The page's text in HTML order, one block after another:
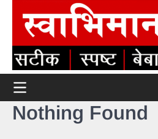
content
Nothing Found